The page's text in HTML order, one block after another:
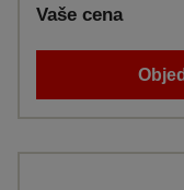
Vaše cena